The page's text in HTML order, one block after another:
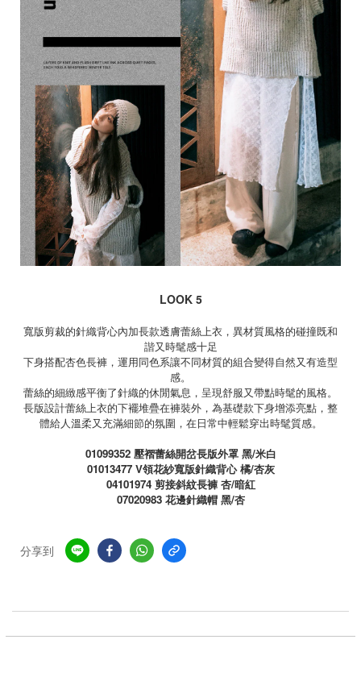
LOOK 5
寬版剪裁的針織背心內加長款透膚蕾絲上衣，異材質風格的碰撞既和
諧又時髦感十足
下身搭配杏色長褲，運用同色系讓不同材質的組合變得自然又有造型
感。
蕾絲的細緻感平衡了針織的休閒氣息，呈現舒服又帶點時髦的風格。
長版設計蕾絲上衣的下襬堆疊在褲裝外，為基礎款下身增添亮點，整
體給人溫柔又充滿細節的氛圍，在日常中輕鬆穿出時髦質感。
01099352 壓褶蕾絲開岔長版外罩 黑/米白
01013477 V領花紗寬版針織背心 橘/杏灰
04101974 剪接斜紋長褲 杏/暗紅
07020983 花邊針織帽 黑/杏
分享到